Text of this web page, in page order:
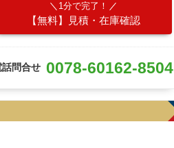
1分で完了！
【無料】見積・在庫確認
話問合せ 0078-60162-8504